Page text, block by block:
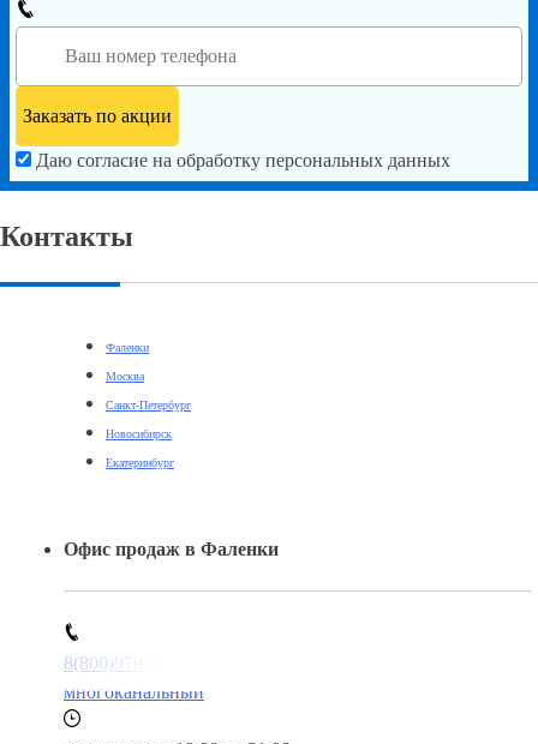
Даю согласие на обработку персональных данных
Контакты
Фаленки
Москва
Санкт-Петербург
Новосибирск
Екатеринбург
Офис продаж в Фаленки
8(800)9797043
многоканальный